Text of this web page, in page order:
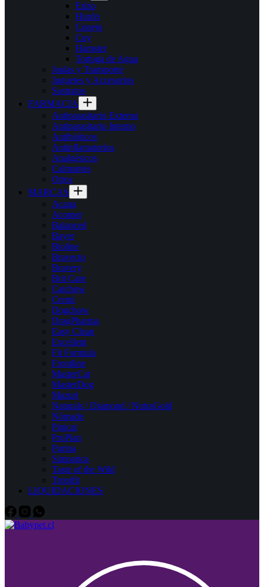
Erizo
Hurón
Conejo
Cuy
Hamster
Tortuga de Agua
Jaulas y Transporte
Juguetes y Accesorios
Sustratos
FARMACIA
Antiparasitario Externo
Antiparasitario Interno
Antibióticos
Antinflamatorios
Analgésicos
Calmantes
Otros
MARCAS
Acana
Acomer
Balanced
Bayer
Bioline
Bravecto
Bravery
Brit Care
Catchow
Cremi
Dogchow
DragPharma
Easy Clean
Excellent
Fit Formula
Frontline
MasterCat
MasterDog
Mazuri
Naturals / Diamond / NutraGold
Nómade
Pipicat
ProPlan
Purina
Simparica
Taste of the Wild
Tropifit
LIQUIDACIONES